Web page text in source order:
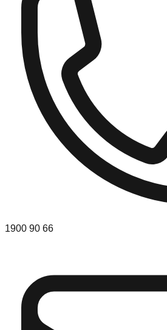
1900 90 66